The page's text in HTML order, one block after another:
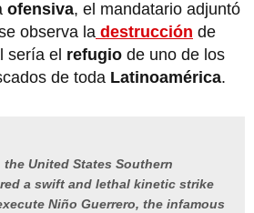
ofensiva, el mandatario adjuntó
observa la destrucción de
sería el refugio de uno de los
de toda Latinoamérica.
United States Southern
a swift and lethal kinetic strike
Niño Guerrero, the infamous